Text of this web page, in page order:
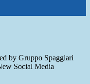
by Gruppo Spaggiari
Social Media